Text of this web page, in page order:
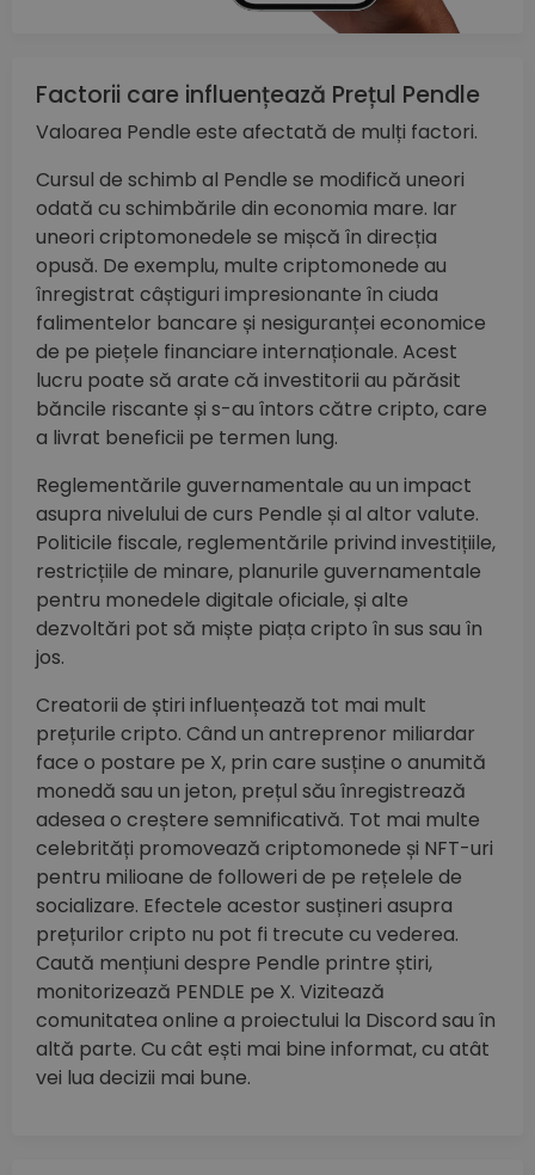
Factorii care influențează Prețul Pendle
Valoarea Pendle este afectată de mulți factori.
Cursul de schimb al Pendle se modifică uneori
odată cu schimbările din economia mare. Iar
uneori criptomonedele se mișcă în direcția
opusă. De exemplu, multe criptomonede au
înregistrat câștiguri impresionante în ciuda
falimentelor bancare și nesiguranței economice
de pe piețele financiare internaționale. Acest
lucru poate să arate că investitorii au părăsit
băncile riscante și s-au întors către cripto, care
a livrat beneficii pe termen lung.
Reglementările guvernamentale au un impact
asupra nivelului de curs Pendle și al altor valute.
Politicile fiscale, reglementările privind investițiile,
restricțiile de minare, planurile guvernamentale
pentru monedele digitale oficiale, și alte
dezvoltări pot să miște piața cripto în sus sau în
jos.
Creatorii de știri influențează tot mai mult
prețurile cripto. Când un antreprenor miliardar
face o postare pe X, prin care susține o anumită
monedă sau un jeton, prețul său înregistrează
adesea o creștere semnificativă. Tot mai multe
celebrități promovează criptomonede și NFT-uri
pentru milioane de followeri de pe rețelele de
socializare. Efectele acestor susțineri asupra
prețurilor cripto nu pot fi trecute cu vederea.
Caută mențiuni despre Pendle printre știri,
monitorizează PENDLE pe X. Vizitează
comunitatea online a proiectului la Discord sau în
altă parte. Cu cât ești mai bine informat, cu atât
vei lua decizii mai bune.